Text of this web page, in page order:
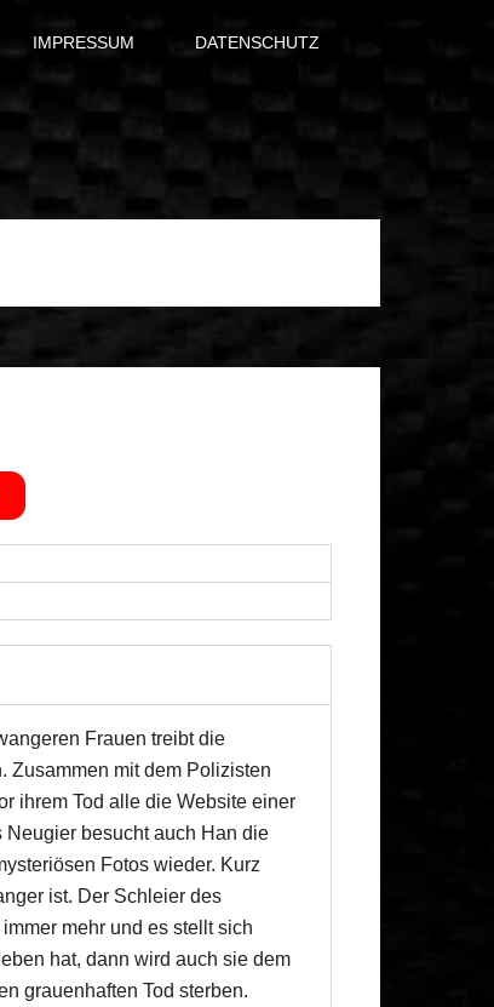
IMPRESSUM DATENSCHUTZ
Frauen treibt die
Zusammen mit dem Polizisten
ihrem Tod alle die Website einer
besucht auch Han die
Fotos wieder. Kurz
ist. Der Schleier des
mehr und es stellt sich
hat, dann wird auch sie dem
grauenhaften Tod sterben.